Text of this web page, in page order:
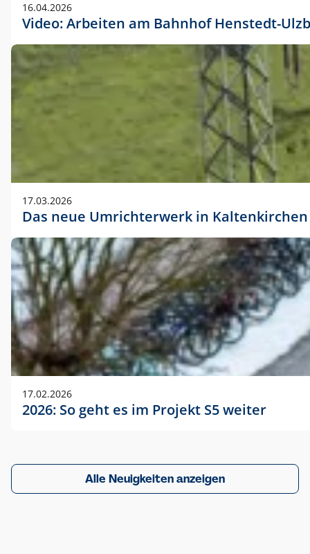
16.04.2026
Video: Arbeiten am Bahnhof Henstedt-
17.03.2026
Das neue Umrichterwerk in Kaltenkirchen
17.02.2026
2026: So geht es im Projekt S5 weiter
Alle Neuigkeiten anzeigen